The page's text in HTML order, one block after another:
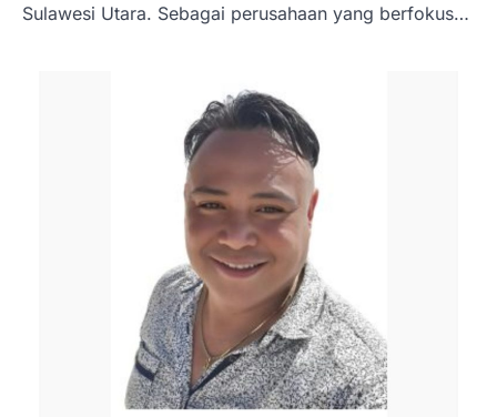
Sulawesi Utara. Sebagai perusahaan yang berfokus…